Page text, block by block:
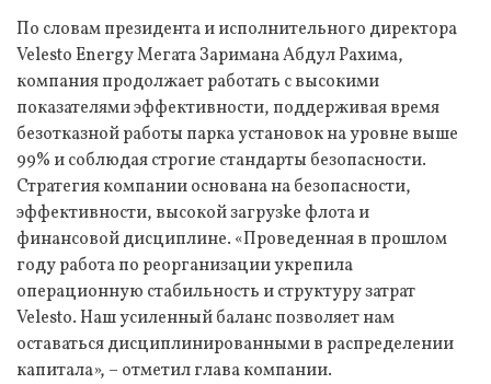
По словам президента и исполнительного директора
Velesto Energy Мегата Заримана Абдул Рахима,
компания продолжает работать с высокими
показателями эффективности, поддерживая время
безотказной работы парка установок на уровне выше
99% и соблюдая строгие стандарты безопасности.
Стратегия компании основана на безопасности,
эффективности, высокой загрузke флота и
финансовой дисциплине. «Проведенная в прошлом
году работа по реорганизации укрепила
операционную стабильность и структуру затрат
Velesto. Наш усиленный баланс позволяет нам
оставаться дисциплинированными в распределении
капитала», – отметил глава компании.